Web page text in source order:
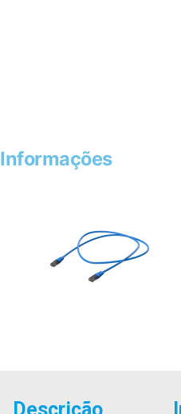
Informações